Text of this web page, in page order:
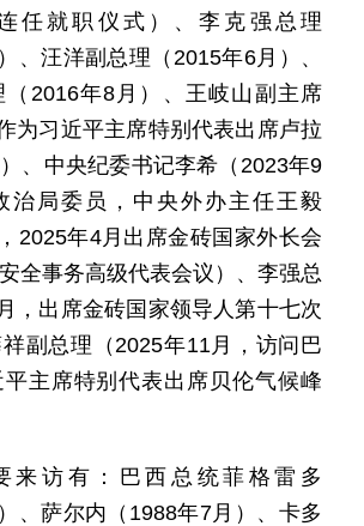
任就职仪式）、李克强总理
、汪洋副总理（2015年6月）、
2016年8月）、王岐山副主席
为习近平主席特别代表出席卢拉
、中央纪委书记李希（2023年9
治局委员，中央外办主任王毅
2025年4月出席金砖国家外长会
全事务高级代表会议）、李强总
，出席金砖国家领导人第十七次
副总理（2025年11月，访问巴
主席特别代表出席贝伦气候峰
来访有：巴西总统菲格雷多
、萨尔内（1988年7月）、卡多